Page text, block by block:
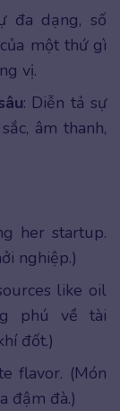
đa dạng, số
một thứ gì
vị.
: Diễn tả sự
âm thanh,
her startup.
nghiệp.)
like oil
phú về tài
đốt.)
flavor. (Món
đậm đà.)